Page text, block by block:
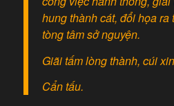
hung thành cát, đổi họa
tòng tâm sở nguyện.
Giãi tấm lòng thành, cúi
Cẩn tấu.